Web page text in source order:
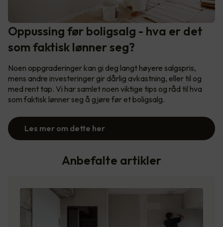
Oppussing før boligsalg - hva er det
som faktisk lønner seg?
Noen oppgraderinger kan gi deg langt høyere salgspris,
mens andre investeringer gir dårlig avkastning, eller til og
med rent tap. Vi har samlet noen viktige tips og råd til hva
som faktisk lønner seg å gjøre før et boligsalg.
Les mer om dette her
Anbefalte artikler